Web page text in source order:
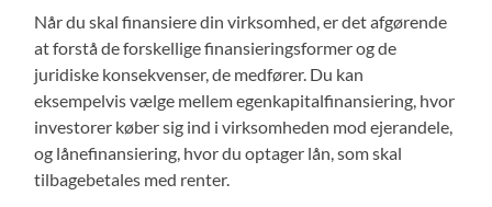
Når du skal finansiere din virksomhed, er det afgørende
at forstå de forskellige finansieringsformer og de
juridiske konsekvenser, de medfører. Du kan
eksempelvis vælge mellem egenkapitalfinansiering, hvor
investorer køber sig ind i virksomheden mod ejerandele,
og lånefinansiering, hvor du optager lån, som skal
tilbagebetales med renter.